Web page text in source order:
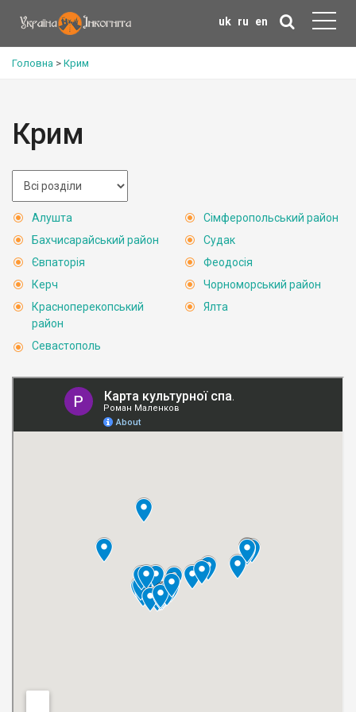
uk ru en
Головна > Крим
Крим
Алушта
Бахчисарайський район
Євпаторія
Керч
Красноперекопський
район
Севастополь
Сімферопольський район
Судак
Феодосія
Чорноморський район
Ялта